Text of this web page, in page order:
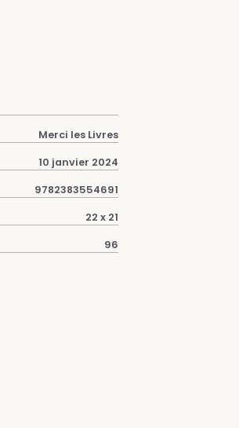
Merci les Livres
10 janvier 2024
9782383554691
22 x 21
96